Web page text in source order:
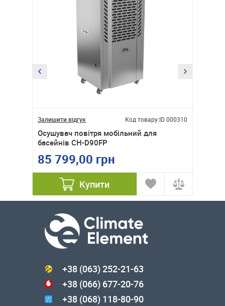
Залишити відгук Код товару:ID 000310
Осушувач повітря мобільний для
басейнів CH-D90FP
85 799,00 грн
Купити
+38 (063) 252-21-63
+38 (066) 677-20-76
+38 (068) 118-80-90